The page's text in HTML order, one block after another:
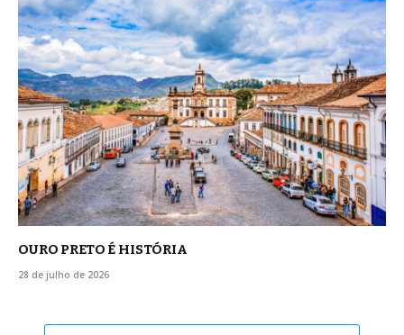
OURO PRETO É HISTÓRIA
28 de julho de 2026